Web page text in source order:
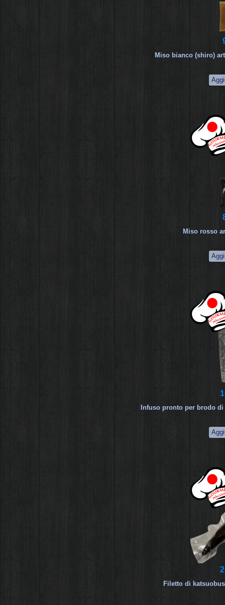
Miso bianco (shiro)
Miso rosso
Infuso pronto per brodo
Filetto di